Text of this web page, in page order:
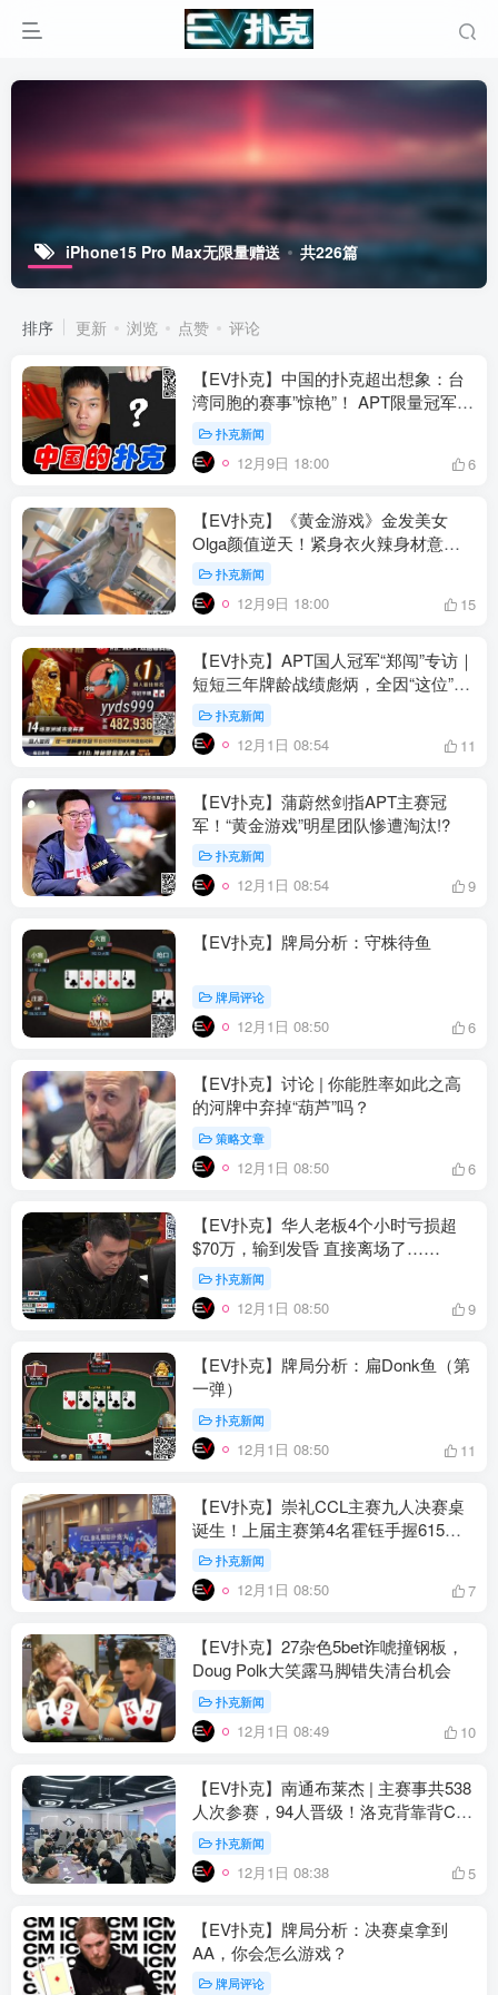
iPhone15 Pro Max无限量赠送 共226篇
排序 更新 浏览 点赞 评论
【EV扑克】中国的扑克超出想象：台
湾同胞的赛事”惊艳”！ APT限量冠军奖
杯赛来袭
扑克新闻
12月9日 18:00 6
【EV扑克】《黄金游戏》金发美女
Olga颜值逆天！紧身衣火辣身材意外
火遍全网
扑克新闻
12月9日 18:00 15
【EV扑克】APT国人冠军“郑闯”专访｜
短短三年牌龄战绩彪炳，全因“这位”师
傅！扑克新闻
12月1日 08:54 11
【EV扑克】蒲蔚然剑指APT主赛冠
军！“黄金游戏”明星团队惨遭淘汰!?
扑克新闻
12月1日 08:54 9
【EV扑克】牌局分析：守株待鱼
牌局评论
12月1日 08:50 6
【EV扑克】讨论 | 你能胜率如此之高
的河牌中弃掉“葫芦”吗？
策略文章
12月1日 08:50 6
【EV扑克】华人老板4个小时亏损超
$70万，输到发昏 直接离场了……
扑克新闻
12月1日 08:50 9
【EV扑克】牌局分析：扁Donk鱼（第
一弹）
扑克新闻
12月1日 08:50 11
【EV扑克】崇礼CCL主赛九人决赛桌
诞生！上届主赛第4名霍钰手握615万
记分牌遥遥领先
扑克新闻
12月1日 08:50 7
【EV扑克】27杂色5bet诈唬撞钢板，
Doug Polk大笑露马脚错失清台机会
扑克新闻
12月1日 08:49 10
【EV扑克】南通布莱杰 | 主赛事共538
人次参赛，94人晋级！洛克背靠背CL
以42w记分牌量领跑全场
扑克新闻
12月1日 08:38 5
【EV扑克】牌局分析：决赛桌拿到
AA，你会怎么游戏？
牌局评论